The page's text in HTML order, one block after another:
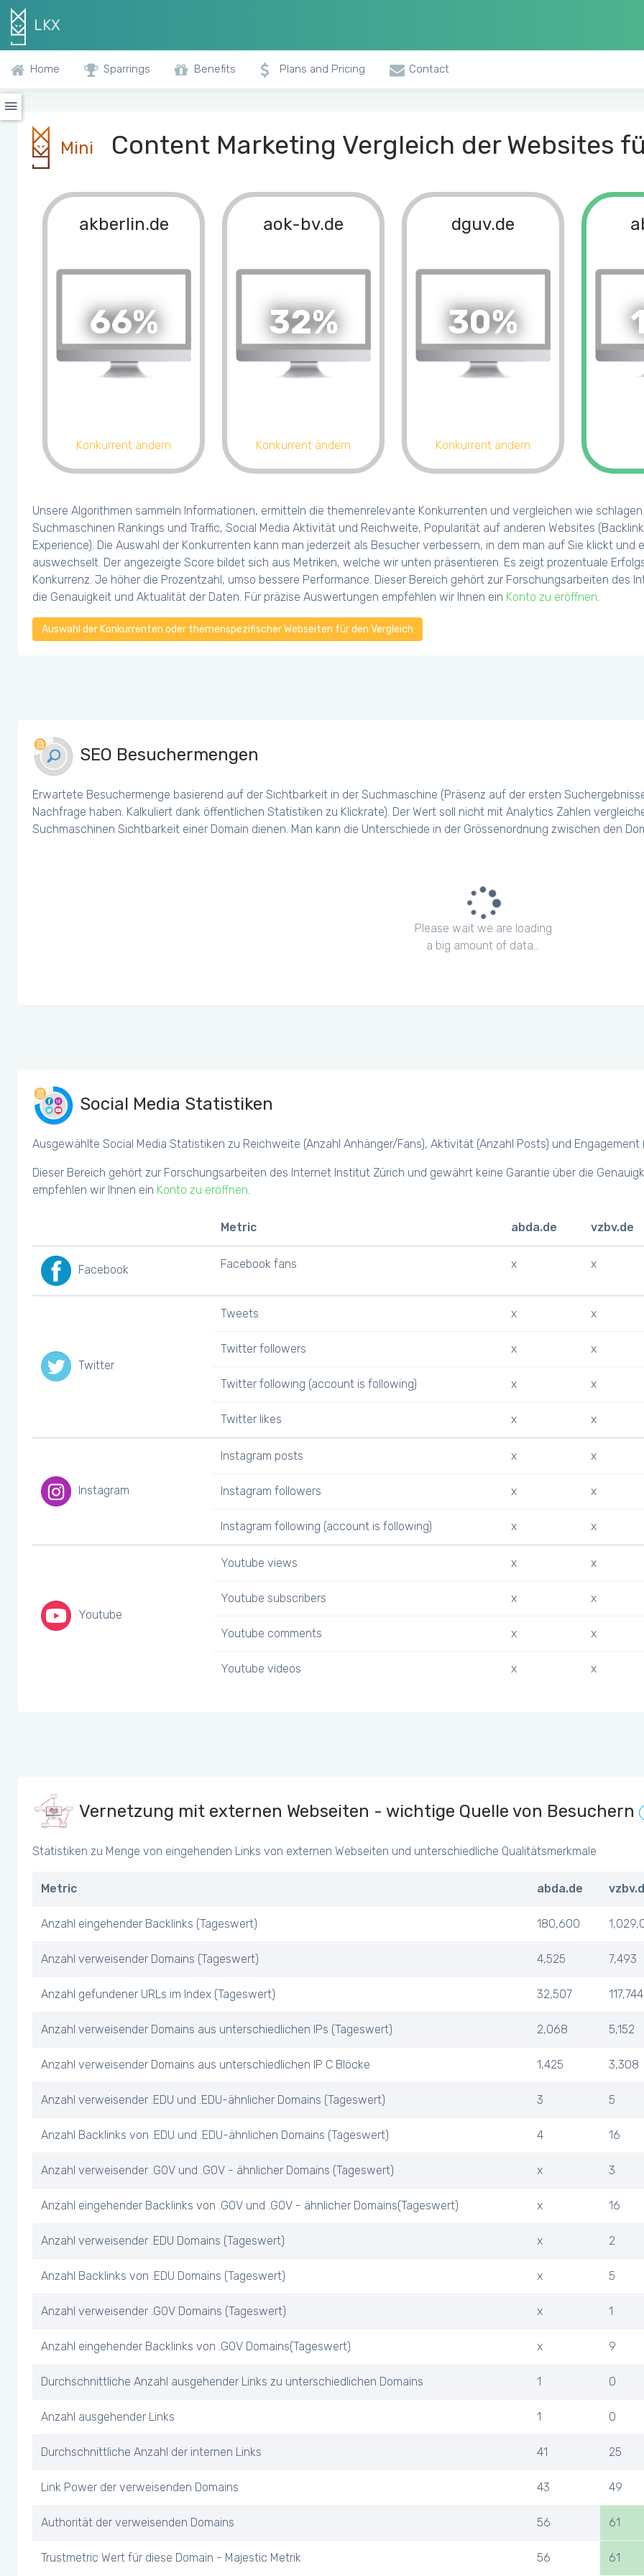
LKX
Home Sparrings Benefits Plans and Pricing Contact
Mini Content Marketing Vergleich der Websites
akberlin.de
66%
Konkurrent ändern
aok-bv.de
32%
Konkurrent ändern
dguv.de
30%
Konkurrent ändern
Unsere Algorithmen sammeln Informationen, ermitteln die themenrelevante Konkurrenten und vergleichen wie
Suchmaschinen Rankings und Traffic, Social Media Aktivität und Reichweite, Popularität auf anderen Websites
Experience). Die Auswahl der Konkurrenten kann man jederzeit als Besucher verbessern, in dem man auf Sie klickt
auswechselt. Der angezeigte Score bildet sich aus Metriken, welche wir unten präsentieren. Es zeigt prozentuale
Konkurrenz. Je höher die Prozentzahl, umso bessere Performance. Dieser Bereich gehört zur Forschungsarbeiten des
die Genauigkeit und Aktualität der Daten. Für präzise Auswertungen empfehlen wir Ihnen ein Konto zu eröffnen.
Auswahl der Konkurrenten oder themenspezifischer Webseiten für den Vergleich
SEO Besuchermengen
Erwartete Besuchermenge basierend auf der Sichtbarkeit in der Suchmaschine (Präsenz auf der ersten
Nachfrage haben. Kalkuliert dank öffentlichen Statistiken zu Klickrate). Der Wert soll nicht mit Analytics Zahlen
Suchmaschinen Sichtbarkeit einer Domain dienen. Man kann die Unterschiede in der Grössenordnung zwischen den
Please wait we are loading
a big amount of data...
Social Media Statistiken
Ausgewählte Social Media Statistiken zu Reichweite (Anzahl Anhänger/Fans), Aktivität (Anzahl Posts) und Engagement
Dieser Bereich gehört zur Forschungsarbeiten des Internet Institut Zürich und gewährt keine Garantie über die
empfehlen wir Ihnen ein Konto zu eröffnen.
Metric abda.de vzbv.de
Facebook Facebook fans x x
Twitter
Tweets x x
Twitter followers x x
Twitter following (account is following) x x
Twitter likes x x
Instagram
Instagram posts x x
Instagram followers x x
Instagram following (account is following) x x
Youtube
Youtube views x x
Youtube subscribers x x
Youtube comments x x
Youtube videos x x
Vernetzung mit externen Webseiten - wichtige Quelle von Besuchern
Statistiken zu Menge von eingehenden Links von externen Webseiten und unterschiedliche Qualitätsmerkmale
Metric abda.de
Anzahl eingehender Backlinks (Tageswert) 180,600
Anzahl verweisender Domains (Tageswert) 4,525 7,493
Anzahl gefundener URLs im Index (Tageswert) 32,507 117,744
Anzahl verweisender Domains aus unterschiedlichen IPs (Tageswert) 2,068 5,152
Anzahl verweisender Domains aus unterschiedlichen IP C Blöcke 1,425 3,308
Anzahl verweisender .EDU und .EDU-ähnlicher Domains (Tageswert) 3 5
Anzahl Backlinks von .EDU und .EDU-ähnlichen Domains (Tageswert) 4 16
Anzahl verweisender .GOV und .GOV - ähnlicher Domains (Tageswert) x 3
Anzahl eingehender Backlinks von .GOV und .GOV - ähnlicher Domains(Tageswert) x 16
Anzahl verweisender .EDU Domains (Tageswert) x 2
Anzahl Backlinks von .EDU Domains (Tageswert) x 5
Anzahl verweisender .GOV Domains (Tageswert) x 1
Anzahl eingehender Backlinks von .GOV Domains(Tageswert) x 9
Durchschnittliche Anzahl ausgehender Links zu unterschiedlichen Domains 1 0
Anzahl ausgehender Links 1 0
Durchschnittliche Anzahl der internen Links 41 25
Link Power der verweisenden Domains 43 49
Authorität der verweisenden Domains 56 61
Trustmetric Wert für diese Domain - Majestic Metrik 56 61